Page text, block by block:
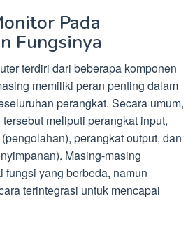
Pada
Fungsinya
terdiri dari beberapa komponen
memiliki peran penting dalam
perangkat. Secara umum,
meliputi perangkat input,
perangkat output, dan
Masing-masing
fungsi yang berbeda, namun
terintegrasi untuk mencapai